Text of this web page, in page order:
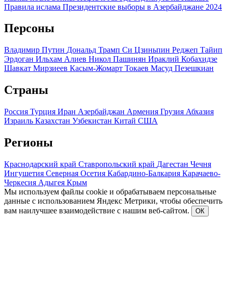
Правила ислама Президентские выборы в Азербайджане 2024
Персоны
Владимир Путин Дональд Трамп Си Цзиньпин Реджеп Тайип
Эрдоган Ильхам Алиев Никол Пашинян Ираклий Кобахидзе
Шавкат Мирзиеев Касым-Жомарт Токаев Масуд Пезешкиан
Страны
Россия Турция Иран Азербайджан Армения Грузия Абхазия
Израиль Казахстан Узбекистан Китай США
Регионы
Краснодарский край Ставропольский край Дагестан Чечня
Ингушетия Северная Осетия Кабардино-Балкария Карачаево-
Черкесия Адыгея Крым
Мы используем файлы cookie и обрабатываем персональные
данные с использованием Яндекс Метрики, чтобы обеспечить
вам наилучшее взаимодействие с нашим веб-сайтом.
ОК